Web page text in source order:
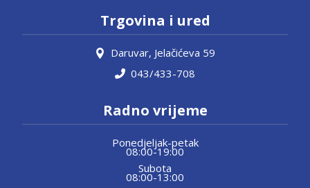
Trgovina i ured
Daruvar, Jelačićeva 59
043/433-708
Radno vrijeme
Ponedjeljak-petak
08:00-19:00
Subota
08:00-13:00